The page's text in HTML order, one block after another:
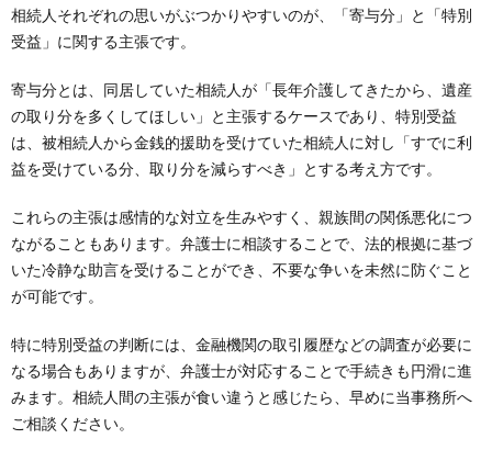
相続人それぞれの思いがぶつかりやすいのが、「寄与分」と「特別
受益」に関する主張です。
寄与分とは、同居していた相続人が「長年介護してきたから、遺産
の取り分を多くしてほしい」と主張するケースであり、特別受益
は、被相続人から金銭的援助を受けていた相続人に対し「すでに利
益を受けている分、取り分を減らすべき」とする考え方です。
これらの主張は感情的な対立を生みやすく、親族間の関係悪化につ
ながることもあります。弁護士に相談することで、法的根拠に基づ
いた冷静な助言を受けることができ、不要な争いを未然に防ぐこと
が可能です。
特に特別受益の判断には、金融機関の取引履歴などの調査が必要に
なる場合もありますが、弁護士が対応することで手続きも円滑に進
みます。相続人間の主張が食い違うと感じたら、早めに当事務所へ
ご相談ください。